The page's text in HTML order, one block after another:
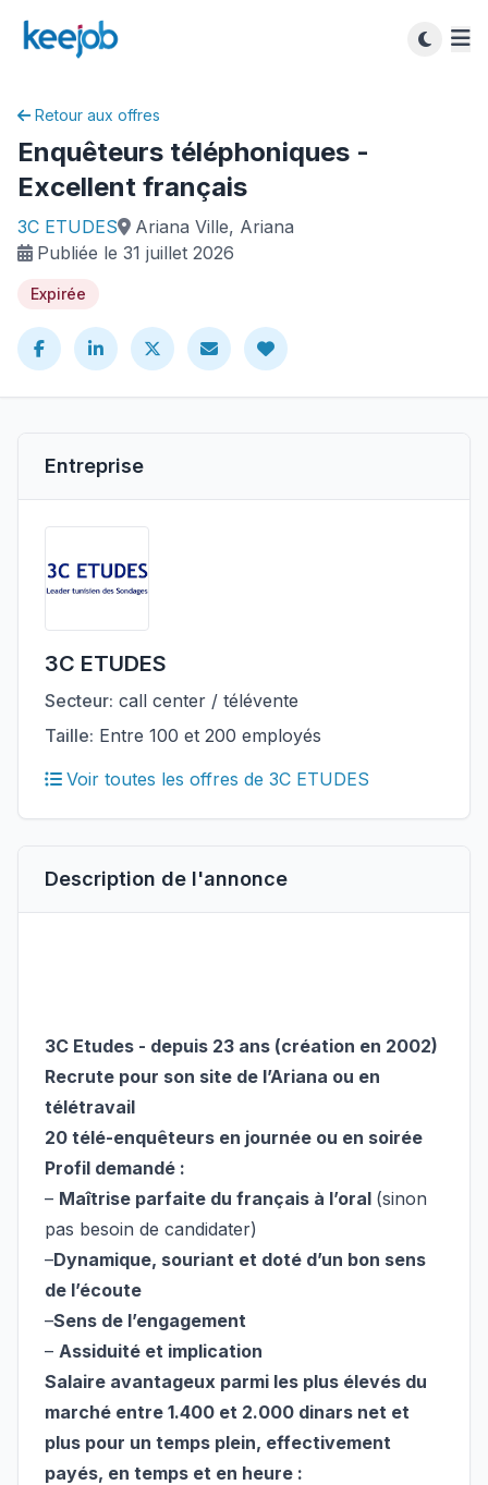
Retour aux offres
Enquêteurs téléphoniques -
Excellent français
3C ETUDES
Ariana Ville, Ariana
Publiée le 31 juillet 2026
Expirée
Entreprise
3C ETUDES
Secteur: call center / télévente
Taille: Entre 100 et 200 employés
Voir toutes les offres de 3C ETUDES
Description de l'annonce
3C Etudes - depuis 23 ans (création en 2002)
Recrute pour son site de l’Ariana ou en
télétravail
20 télé-enquêteurs en journée ou en soirée
Profil demandé :
– Maîtrise parfaite du français à l’oral (sinon
pas besoin de candidater)
–Dynamique, souriant et doté d’un bon sens
de l’écoute
–Sens de l’engagement
– Assiduité et implication
Salaire avantageux parmi les plus élevés du
marché entre 1.400 et 2.000 dinars net et
plus pour un temps plein, effectivement
payés, en temps et en heure :